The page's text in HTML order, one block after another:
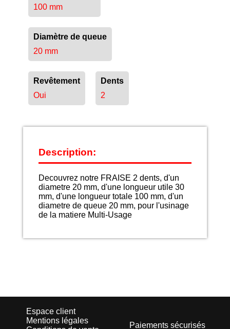
100 mm
Diamètre de queue
20 mm
Revêtement
Oui
Dents
2
Description:
Decouvrez notre FRAISE 2 dents, d'un
diametre 20 mm, d'une longueur utile 30
mm, d'une longueur totale 100 mm, d'un
diametre de queue 20 mm, pour l'usinage
de la matiere Multi-Usage
Espace client
Mentions légales
Paiements sécurisés